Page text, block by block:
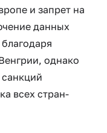
и запрет на
данных
однако
всех стран-